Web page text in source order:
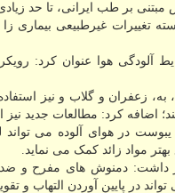
بر طب ایرانی، تا حد زیادی
تغییرات غیرطبیعی بیماری
هوا عنوان کرد:
زعفران و گلاب و نیز
کرد: مطالعات جدید نیز
در هوای آلوده می تواند
مواد زائد کمک می نماید.
داشت: دمنوش های مفرح و
تواند در پایین آوردن التهاب